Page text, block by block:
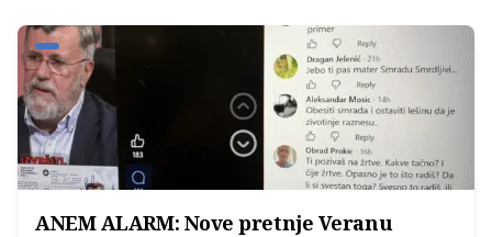
ANEM ALARM: Nove pretnje Veranu